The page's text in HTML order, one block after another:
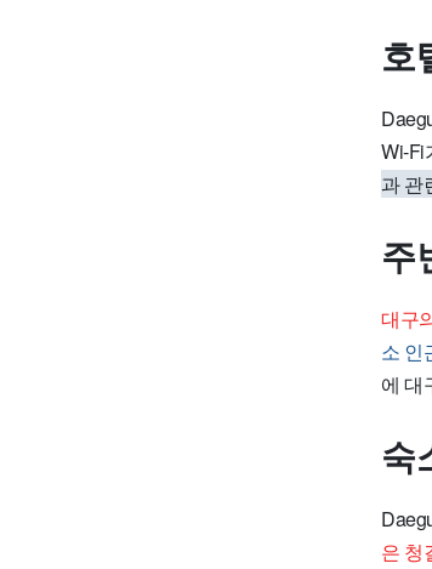
호
Wi-Fi
과 관
주
대구
소 인
에 대
숙
은 청